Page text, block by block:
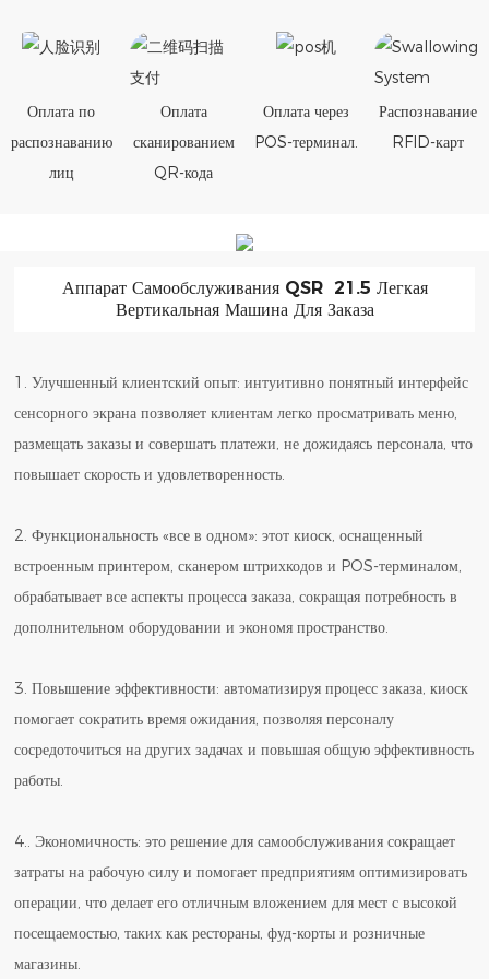
Оплата по
распознаванию
лиц
Оплата
сканированием
QR-кода
Оплата через
POS-терминал.
Распознавание
RFID-карт
Аппарат Самообслуживания QSR 21.5 Легкая
Вертикальная Машина Для Заказа
1. Улучшенный клиентский опыт: интуитивно понятный интерфейс
сенсорного экрана позволяет клиентам легко просматривать меню,
размещать заказы и совершать платежи, не дожидаясь персонала, что
повышает скорость и удовлетворенность.
2. Функциональность «все в одном»: этот киоск, оснащенный
встроенным принтером, сканером штрихкодов и POS-терминалом,
обрабатывает все аспекты процесса заказа, сокращая потребность в
дополнительном оборудовании и экономя пространство.
3. Повышение эффективности: автоматизируя процесс заказа, киоск
помогает сократить время ожидания, позволяя персоналу
сосредоточиться на других задачах и повышая общую эффективность
работы.
4.. Экономичность: это решение для самообслуживания сокращает
затраты на рабочую силу и помогает предприятиям оптимизировать
операции, что делает его отличным вложением для мест с высокой
посещаемостью, таких как рестораны, фуд-корты и розничные
магазины.